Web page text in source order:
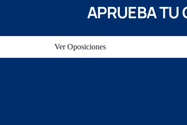
APRUEBA TU
Ver Oposiciones